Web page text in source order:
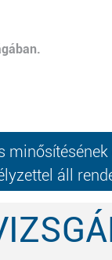
áll